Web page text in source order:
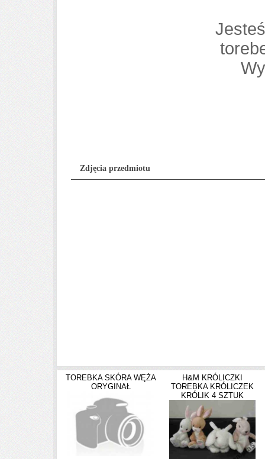
Zdjęcia przedmiotu
TOREBKA SKÓRA WĘŻA
ORYGINAŁ
H&M KRÓLICZKI
TOREBKA KRÓLICZEK
KRÓLIK 4 SZTUK